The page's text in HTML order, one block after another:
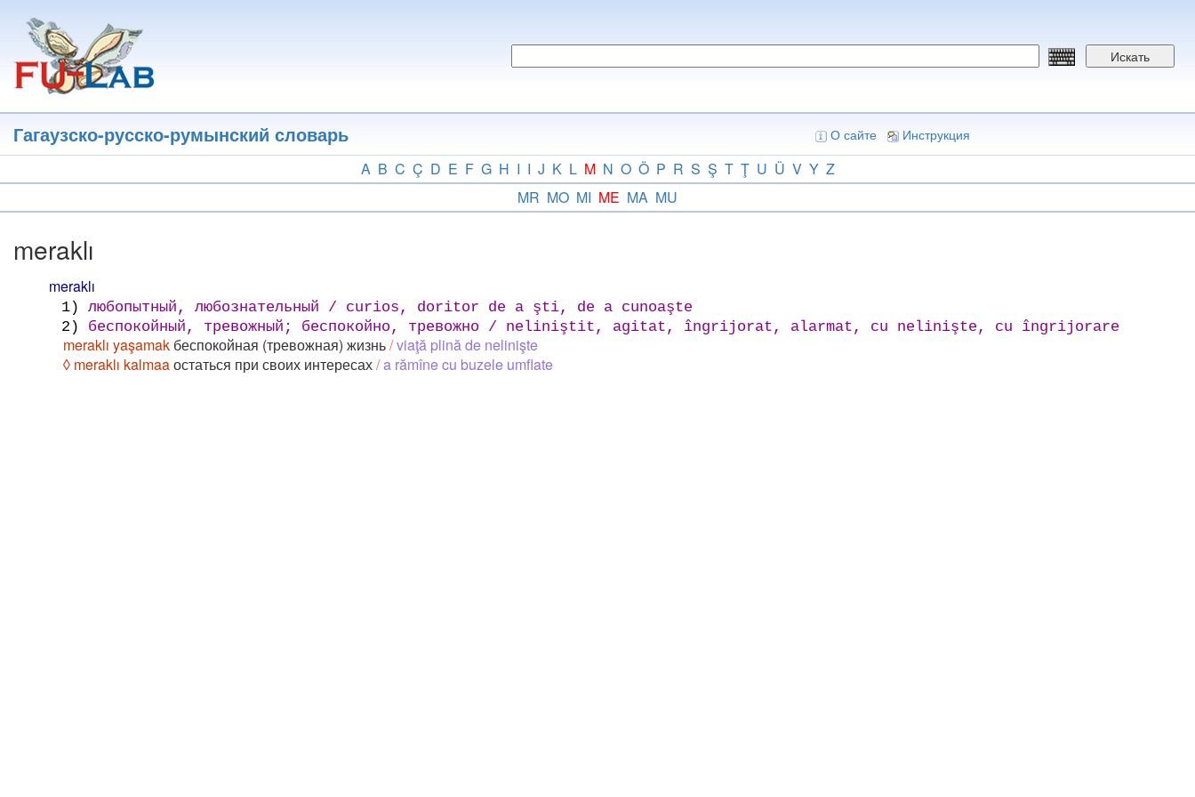
основному
содержанию
Искать
Гагаузско-русско-румынский словарь О сайте Инструкция
A B C Ç D E F G H I I J K L M N O Ö P R S Ş T Ţ U Ü V Y Z
MR MO MI ME MA MU
meraklı
meraklı
1)
любопытный, любознательный / curios, doritor de a şti, de a cunoaşte
2)
беспокойный, тревожный; беспокойно, тревожно / neliniştit, agitat, îngrijorat, alarmat, cu nelinişte, cu îngrijorare
meraklı yaşamak беспокойная (тревожная) жизнь/viaţă plină de nelinişte
◊ meraklı kalmaaостаться при своих интересах/a rămîne cu buzele umflate